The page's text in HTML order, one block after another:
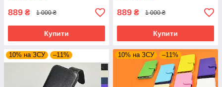
889 ₴ 1 000 ₴
Купити
889 ₴ 1 000 ₴
Купити
10% на ЗСУ –11% 10% на ЗСУ –11%